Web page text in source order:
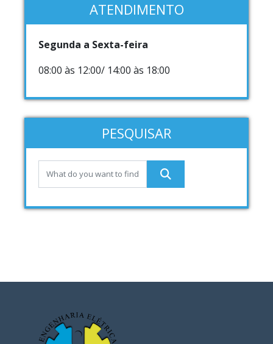
ATENDIMENTO
Segunda a Sexta-feira
08:00 às 12:00/ 14:00 às 18:00
PESQUISAR